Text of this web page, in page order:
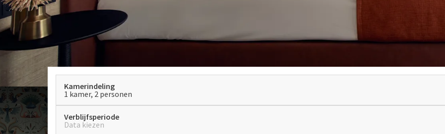
Kamerindeling
1 kamer, 2 personen
Verblijfsperiode
Data kiezen